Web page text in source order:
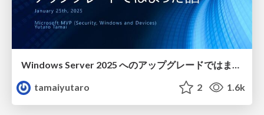
Windows Server 2025 へのアップグレードではまった話
tamaiyutaro
2 1.6k